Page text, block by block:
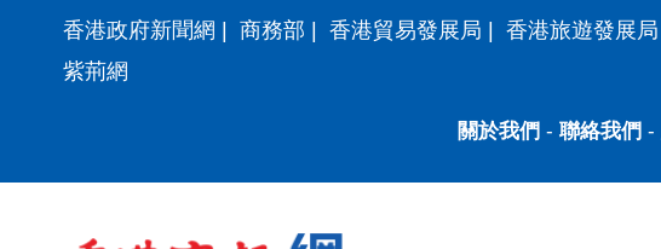
香港政府新聞網 | 商務部 | 香港貿易發展局 | 香港旅遊發展局
紫荊網
關於我們 - 聯絡我們 -